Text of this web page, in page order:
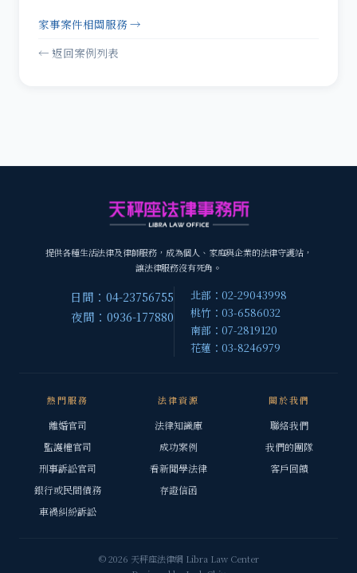
家事案件相關服務 →
← 返回案例列表
提供各種生活法律及律師服務，成為個人、家庭與企業的法律守護站，
讓法律服務沒有死角。
日間：04-23756755
夜間：0936-177880
北部：02-29043998
桃竹：03-6586032
南部：07-2819120
花蓮：03-8246979
熱門服務
離婚官司
監護權官司
刑事訴訟官司
銀行或民間債務
車禍糾紛訴訟
法律資源
法律知識庫
成功案例
看新聞學法律
存證信函
關於我們
聯絡我們
我們的團隊
客戶回饋
© 2026 天秤座法律網 Libra Law Center